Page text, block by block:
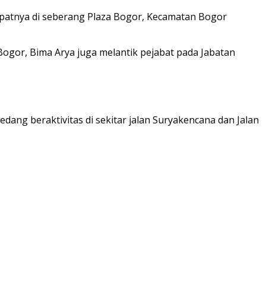
di seberang Plaza Bogor, Kecamatan Bogor
Bima Arya juga melantik pejabat pada Jabatan
beraktivitas di sekitar jalan Suryakencana dan Jalan